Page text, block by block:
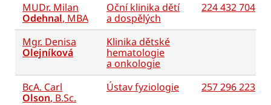
MUDr. Milan
Odehnal, MBA
Oční klinika dětí
a dospělých
224 432 704
Mgr. Denisa
Olejníková
Klinika dětské
hematologie
a onkologie
BcA. Carl
Olson, B.Sc.
Ústav fyziologie 257 296 223